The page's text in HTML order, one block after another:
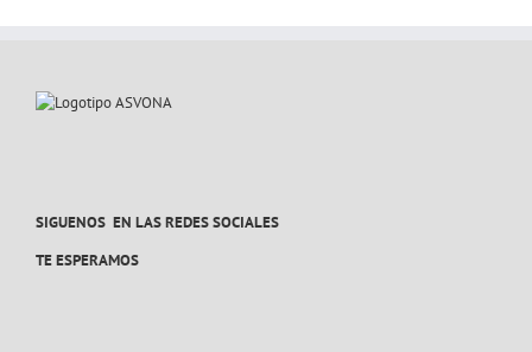
SIGUENOS EN LAS REDES SOCIALES
TE ESPERAMOS